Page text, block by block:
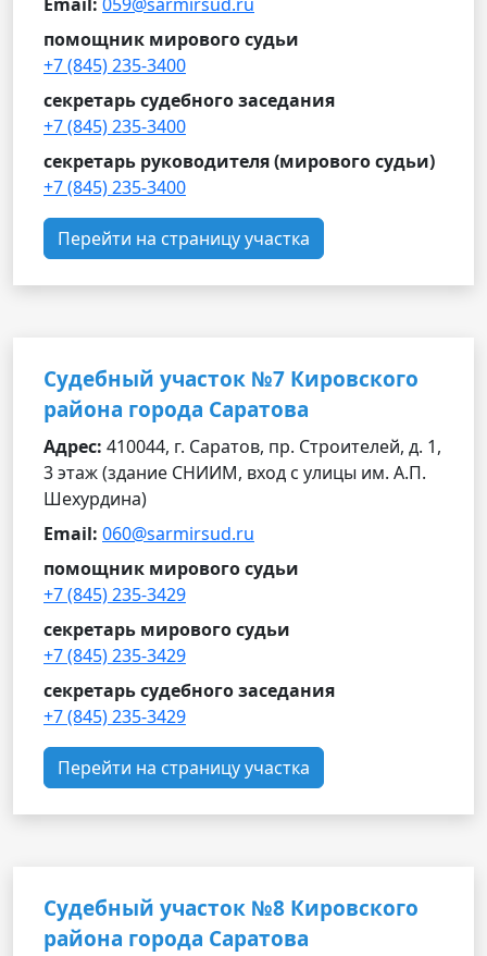
помощник мирового судьи
+7 (845) 235-3400
секретарь судебного заседания
+7 (845) 235-3400
секретарь руководителя (мирового судьи)
+7 (845) 235-3400
Перейти на страницу участка
Судебный участок №7 Кировского
района города Саратова
Адрес: 410044, г. Саратов, пр. Строителей, д. 1,
3 этаж (здание СНИИМ, вход с улицы им. А.П.
Шехурдина)
Email: 060@sarmirsud.ru
помощник мирового судьи
+7 (845) 235-3429
секретарь мирового судьи
+7 (845) 235-3429
секретарь судебного заседания
+7 (845) 235-3429
Перейти на страницу участка
Судебный участок №8 Кировского
района города Саратова